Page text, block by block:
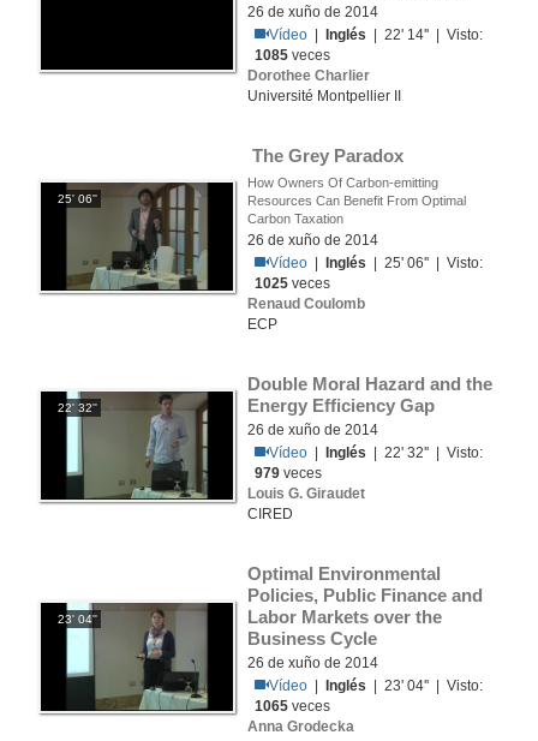
26 de xuño de 2014
Vídeo
Inglés | 22' 14'' | Visto:
1085 veces
Dorothee Charlier
Université Montpellier II
25' 06''
The Grey Paradox
How Owners Of Carbon-emitting
Resources Can Benefit From Optimal
Carbon Taxation
26 de xuño de 2014
Vídeo
Inglés | 25' 06'' | Visto:
1025 veces
Renaud Coulomb
ECP
22' 32''
Double Moral Hazard and the
Energy Efficiency Gap
26 de xuño de 2014
Vídeo
Inglés | 22' 32'' | Visto:
979 veces
Louis G. Giraudet
CIRED
23' 04''
Optimal Environmental
Policies, Public Finance and
Labor Markets over the
Business Cycle
26 de xuño de 2014
Vídeo
Inglés | 23' 04'' | Visto:
1065 veces
Anna Grodecka